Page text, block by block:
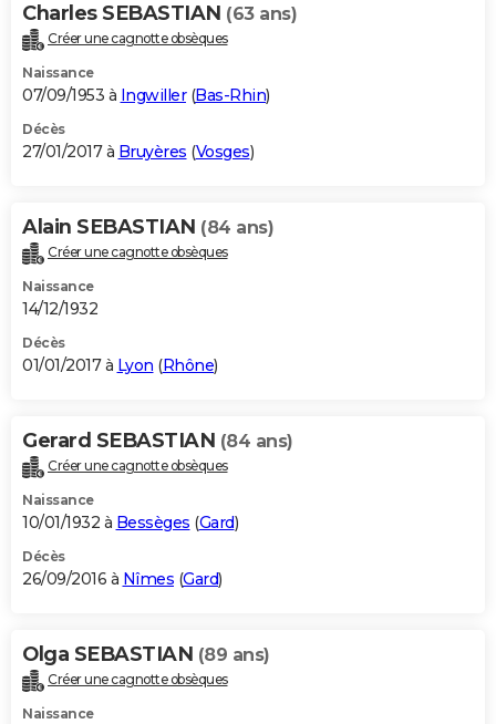
Charles SEBASTIAN (63 ans)
Créer une cagnotte obsèques
Naissance
07/09/1953 à Ingwiller(Bas-Rhin)
Décès
27/01/2017 à Bruyères (Vosges)
Alain SEBASTIAN (84 ans)
Créer une cagnotte obsèques
Naissance
14/12/1932
Décès
01/01/2017 à Lyon (Rhône)
Gerard SEBASTIAN (84 ans)
Créer une cagnotte obsèques
Naissance
10/01/1932 à Bessèges (Gard)
Décès
26/09/2016 à Nîmes (Gard)
Olga SEBASTIAN (89 ans)
Créer une cagnotte obsèques
Naissance